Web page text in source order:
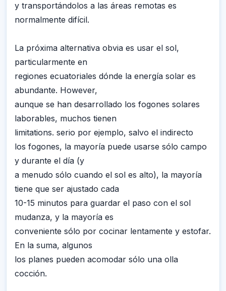
y transportándolos a las áreas remotas es
normalmente difícil.
La próxima alternativa obvia es usar el sol,
particularmente en
regiones ecuatoriales dónde la energía solar es
abundante. However,
aunque se han desarrollado los fogones solares
laborables, muchos tienen
limitations. serio por ejemplo, salvo el indirecto
los fogones, la mayoría puede usarse sólo campo
y durante el día (y
a menudo sólo cuando el sol es alto), la mayoría
tiene que ser ajustado cada
10-15 minutos para guardar el paso con el sol
mudanza, y la mayoría es
conveniente sólo por cocinar lentamente y estofar.
En la suma, algunos
los planes pueden acomodar sólo una olla
cocción.